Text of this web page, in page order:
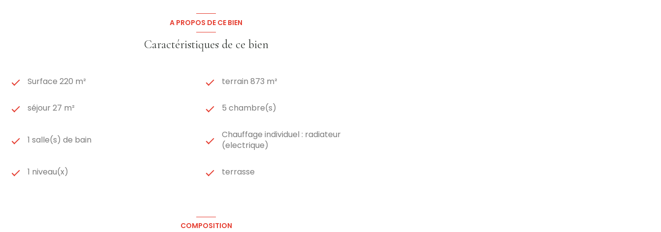
A PROPOS DE CE BIEN
Caractéristiques de ce bien
Surface 220 m² terrain 873 m²
séjour 27 m² 5 chambre(s)
1 salle(s) de bain
Chauffage individuel : radiateur
(electrique)
1 niveau(x) terrasse
COMPOSITION